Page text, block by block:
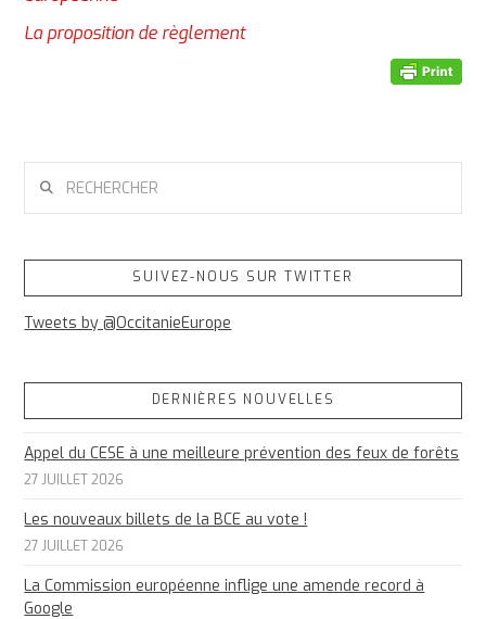
La proposition de règlement
SUIVEZ-NOUS SUR TWITTER
Tweets by @OccitanieEurope
DERNIÈRES NOUVELLES
Appel du CESE à une meilleure prévention des feux de forêts
27 JUILLET 2026
Les nouveaux billets de la BCE au vote !
27 JUILLET 2026
La Commission européenne inflige une amende record à
Google